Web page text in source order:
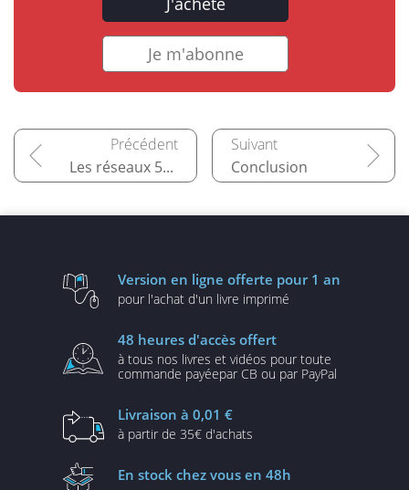
Je m'abonne
Les réseaux 5G privés Conclusion
Version en ligne offerte pour 1 an
pour l'achat d'un livre imprimé
48 heures d'accès offert
à tous nos livres et vidéos pour toute
commande payéepar CB ou par PayPal
Livraison à 0,01 €
à partir de 35€ d'achats
En stock chez vous en 48h